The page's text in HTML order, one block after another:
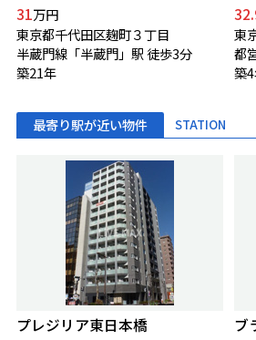
31万円
東京都千代田区麹町３丁目
半蔵門線「半蔵門」駅 徒歩3分
築21年
東
都
築
最寄り駅が近い物件 STATION
プレジリア東日本橋
ブ